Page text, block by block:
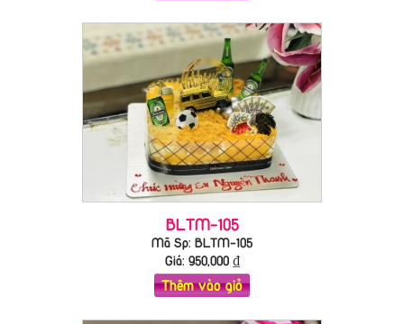
BLTM-105
Mã Sp: BLTM-105
Giá: 950,000₫
Thêm vào giỏ